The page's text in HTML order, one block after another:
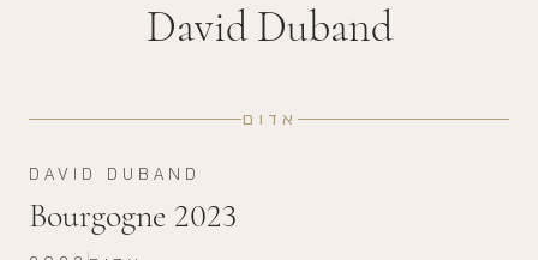
David Duband
אדום
DAVID DUBAND
Bourgogne 2023